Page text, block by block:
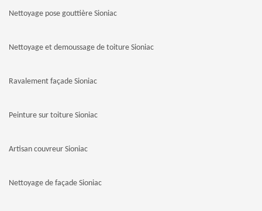
Nettoyage pose gouttière Sioniac
Nettoyage et demoussage de toiture Sioniac
Ravalement façade Sioniac
Peinture sur toiture Sioniac
Artisan couvreur Sioniac
Nettoyage de façade Sioniac